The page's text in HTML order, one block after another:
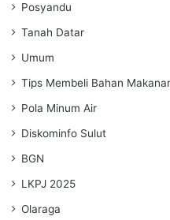
Posyandu
Tanah Datar
Umum
Tips Membeli Bahan
Pola Minum Air
Diskominfo Sulut
BGN
LKPJ 2025
Olaraga